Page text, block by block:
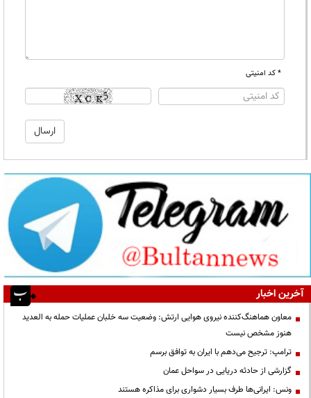
* کد امنیتی
آخرین اخبار
معاون هماهنگ‌کننده نیروی هوایی ارتش: وضعیت سه خلبان عملیات حمله به العدید
هنوز مشخص نیست
ترامپ: ترجیح می‌دهم با ایران به توافق برسم
گزارشی از حادثه دریایی در سواحل عمان
ونس: ایرانی‌ها طرف بسیار دشواری برای مذاکره هستند